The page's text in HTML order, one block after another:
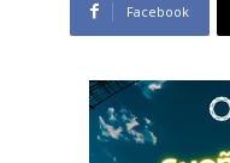
Facebook